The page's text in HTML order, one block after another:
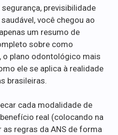
previsibilidade
você chegou ao
um resumo de
sobre como
, o plano odontológico mais
ele se aplica à realidade
brasileiras.
cada modalidade de
real (colocando na
as regras da ANS de forma